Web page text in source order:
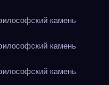
камень
камень
камень